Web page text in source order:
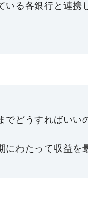
いる各銀行と連
でどうすればいい
わたって収益を